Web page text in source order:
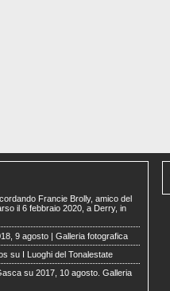
Francie Brolly, amico del
il 6 febbraio 2020, a Derry, in
9 agosto | Galleria fotografica
su
I Luoghi del Tonalestate
su 2017, 10 agosto. Galleria